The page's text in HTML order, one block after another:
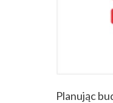
ZAPISZ
Planując